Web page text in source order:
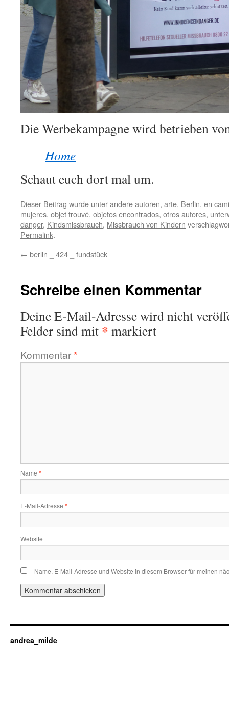
Die Werbekampagne wird betrieben
Home
Schaut euch dort mal um.
Dieser Beitrag wurde unterandere autoren, arte, Berlin, en
mujeres, objet trouvé, objetos encontrados, otros autores,
danger, Kindsmissbrauch, Missbrauch von Kindern
Permalink.
← berlin _ 424 _ fundstück
Schreibe einen Kommentar
Deine E-Mail-Adresse wird nicht
Felder sind mit * markiert
Kommentar*
Name *
E-Mail-Adresse *
Website
Name, E-Mail-Adresse und Website in diesem Browser für meinen
andrea_milde